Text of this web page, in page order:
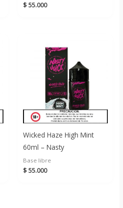
$55.000
Wicked Haze High Mint
60ml – Nasty
Base libre
$55.000